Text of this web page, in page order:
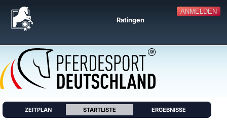
ANMELDEN
Ratingen
ZEITPLAN STARTLISTE ERGEBNISSE